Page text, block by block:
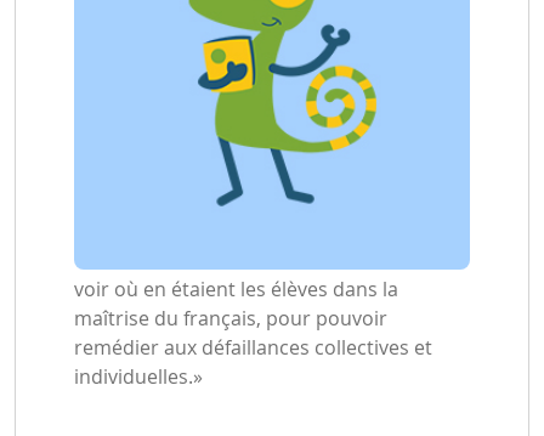
voir où en étaient les élèves dans la
maîtrise du français, pour pouvoir
remédier aux défaillances collectives et
individuelles.»